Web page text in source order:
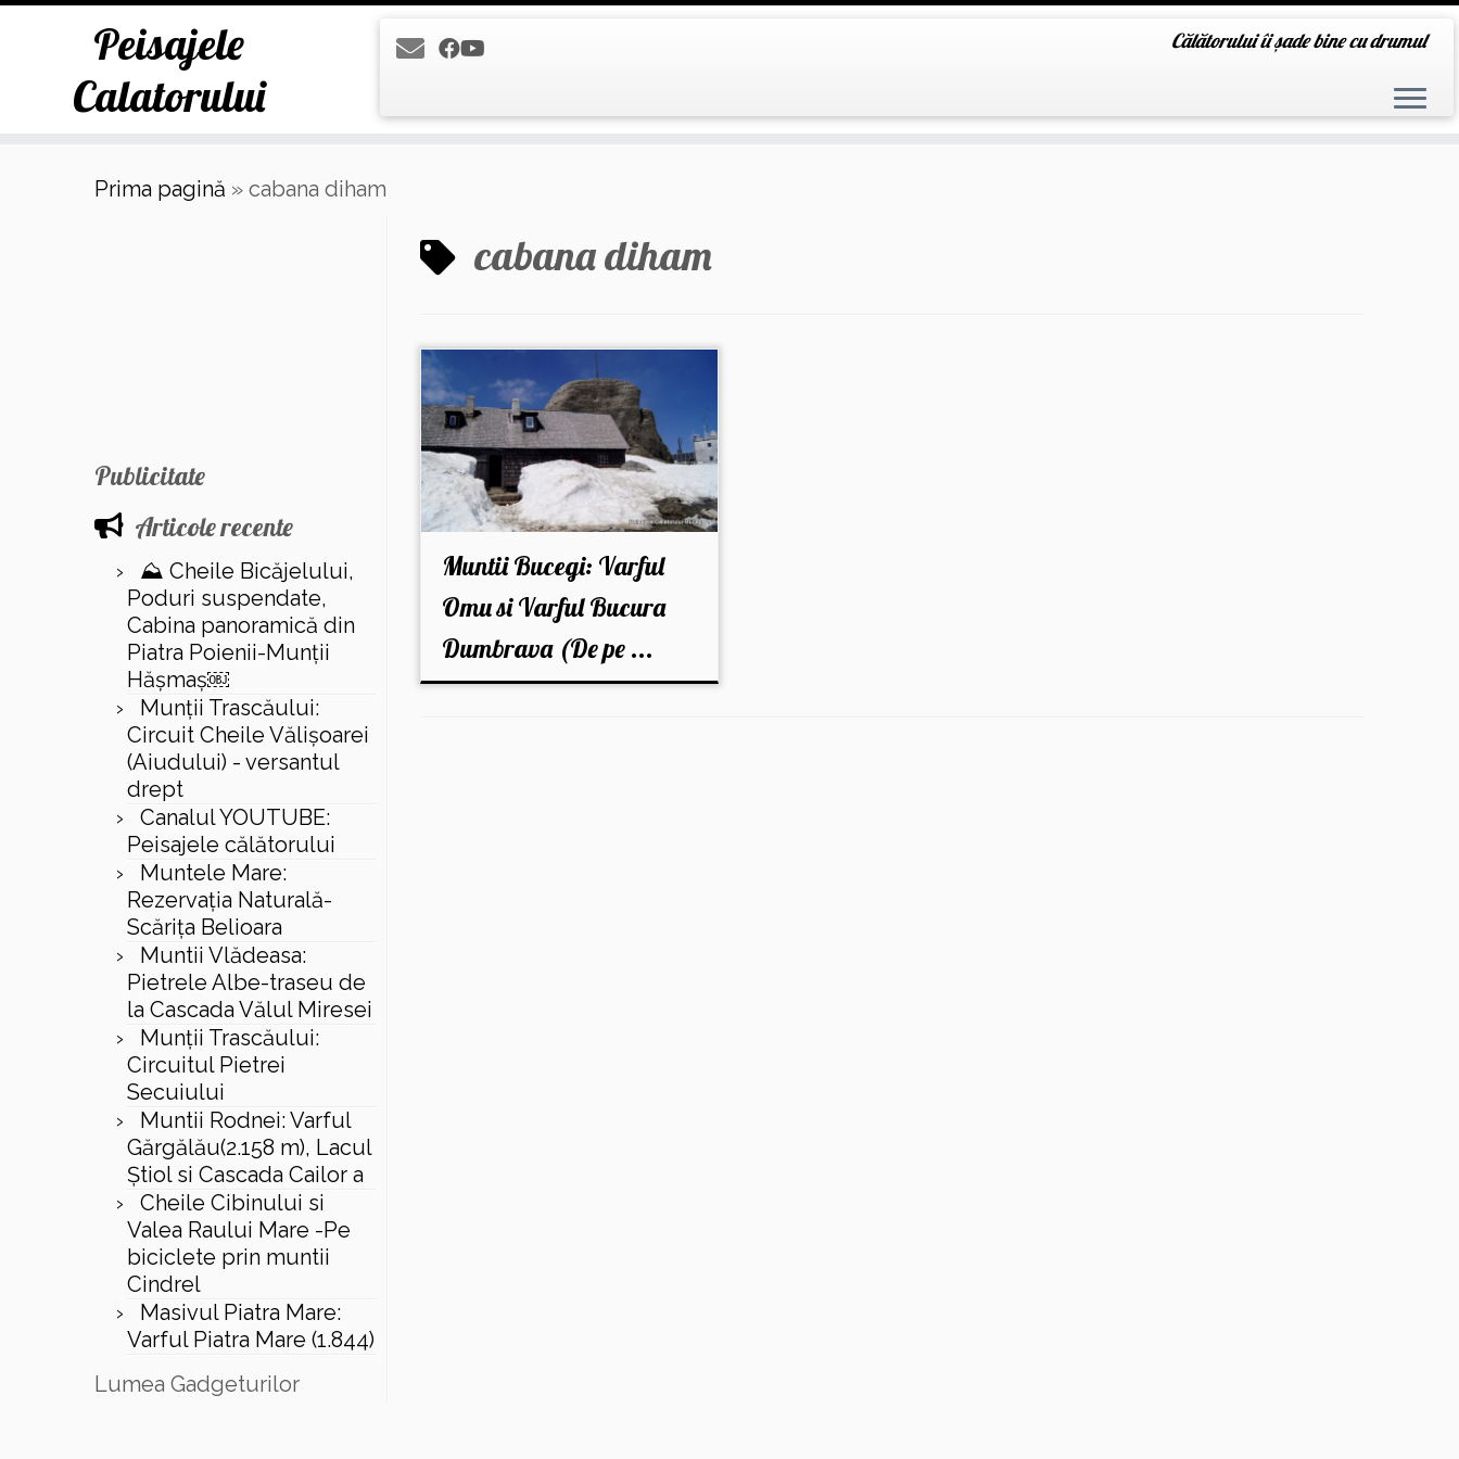
Peisajele
Calatorului
Călătorului îi șade bine cu drumul
Prima pagină » cabana diham
Publicitate
Articole recente
⛰️ Cheile Bicăjelului,
Poduri suspendate,
Cabina panoramică din
Piatra Poienii-Munții
Hășmaș￼
Munții Trascăului:
Circuit Cheile Vălișoarei
(Aiudului) - versantul
drept
Canalul YOUTUBE:
Peisajele călătorului
Muntele Mare:
Rezervaţia Naturală-
Scăriţa Belioara
Muntii Vlădeasa:
Pietrele Albe-traseu de
la Cascada Vălul Miresei
Munții Trascăului:
Circuitul Pietrei
Secuiului
Muntii Rodnei: Varful
Gărgălău(2.158 m), Lacul
Ştiol si Cascada Cailor a
Cheile Cibinului si
Valea Raului Mare -Pe
biciclete prin muntii
Cindrel
Masivul Piatra Mare:
Varful Piatra Mare (1.844)
Lumea Gadgeturilor
cabana diham
Muntii Bucegi: Varful
Omu si Varful Bucura
Dumbrava (De pe ...